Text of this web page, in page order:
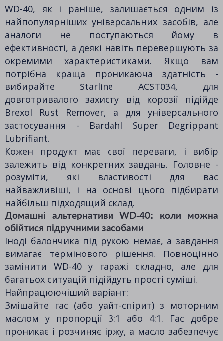
WD-40, як і раніше, залишається одним із
найпопулярніших універсальних засобів, але
аналоги не поступаються йому в
ефективності, а деякі навіть перевершують за
окремими характеристиками. Якщо вам
потрібна краща проникаюча здатність -
вибирайте Starline ACST034, для
довготривалого захисту від корозії підійде
Brexol Rust Remover, а для універсального
застосування - Bardahl Super Degrippant
Lubrifiant.
Кожен продукт має свої переваги, і вибір
залежить від конкретних завдань. Головне -
розуміти, які властивості для вас
найважливіші, і на основі цього підбирати
найбільш підходящий склад.
Домашні альтернативи WD-40: коли можна
обійтися підручними засобами
Іноді балончика під рукою немає, а завдання
вимагає термінового рішення. Повноцінно
замінити WD-40 у гаражі складно, але для
багатьох ситуацій підійдуть прості суміші.
Найпрацюючіший варіант:
Змішайте гас (або уайт-спірит) з моторним
маслом у пропорції 3:1 або 4:1. Гас добре
проникає і розчиняє іржу, а масло забезпечує